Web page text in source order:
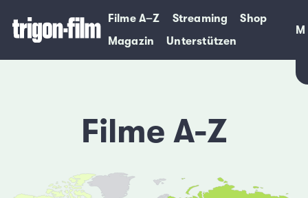
Filme A–Z Streaming
Shop
Magazin
Unterstützen
Filme A-Z